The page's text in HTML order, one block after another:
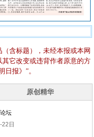
含标题），未经本报或本网
它改变或违背作者原意的方
日报》”。